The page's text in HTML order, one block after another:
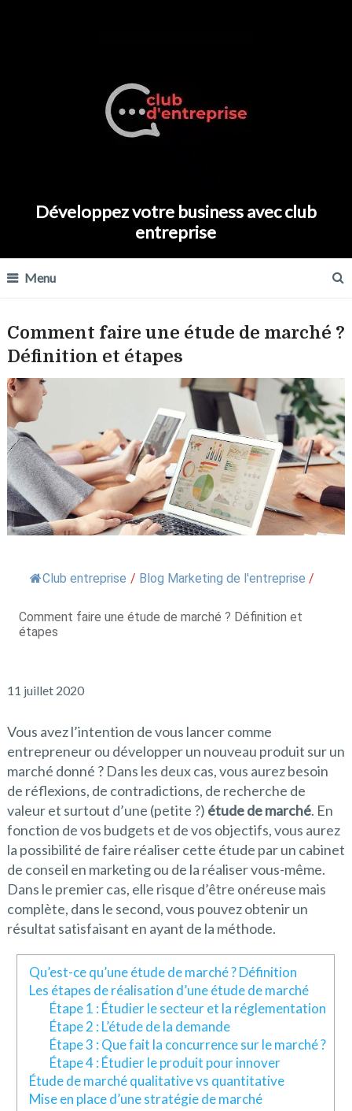
Développez votre business avec club
entreprise
Menu
Comment faire une étude de marché ?
Définition et étapes
Club entreprise / Blog Marketing de l'entreprise /
Comment faire une étude de marché ? Définition et
étapes
11 juillet 2020
Vous avez l’intention de vous lancer comme
entrepreneur ou développer un nouveau produit sur un
marché donné ? Dans les deux cas, vous aurez besoin
de réflexions, de contradictions, de recherche de
valeur et surtout d’une (petite ?) étude de marché. En
fonction de vos budgets et de vos objectifs, vous aurez
la possibilité de faire réaliser cette étude par un cabinet
de conseil en marketing ou de la réaliser vous-même.
Dans le premier cas, elle risque d’être onéreuse mais
complète, dans le second, vous pouvez obtenir un
résultat satisfaisant en ayant de la méthode.
Qu’est-ce qu’une étude de marché ? Définition
Les étapes de réalisation d’une étude de marché
Étape 1 : Étudier le secteur et la réglementation
Étape 2 : L’étude de la demande
Étape 3 : Que fait la concurrence sur le marché ?
Étape 4 : Étudier le produit pour innover
Étude de marché qualitative vs quantitative
Mise en place d’une stratégie de marché